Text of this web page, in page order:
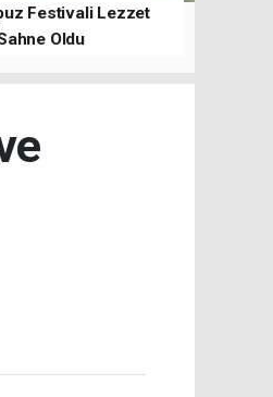
Festivali Lezzet
Oldu